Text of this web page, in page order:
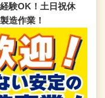
験OK！土日祝休
造作業！